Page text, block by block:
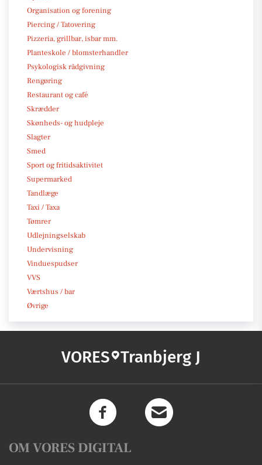
Organisation og forening
Piercing / Tatovering
Pizzeria, grillbar, isbar mm.
Planteskole / blomsterhandler
Psykologisk rådgivning
Rengøring
Restaurant og café
Skrædder
Skønheds- og hudpleje
Slagter
Smed
Sport og fritidsaktivitet
Supermarked
Tandlæge
Taxi / Taxa
Tømrer
Udlejningselskab
Undervisning
Vinduespudser
VVS
Værtshus / bar
Øvrige
VORES Tranbjerg J
OM VORES DIGITAL